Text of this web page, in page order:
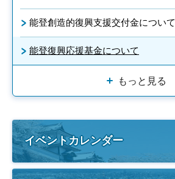
能登創造的復興支援交付金について
能登復興応援基金について
もっと見る
イベントカレンダー